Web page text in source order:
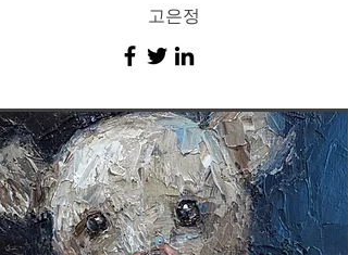
고은정